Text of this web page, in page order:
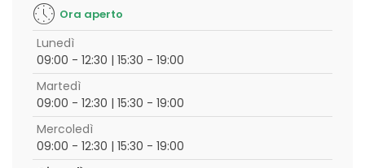
Ora aperto
Lunedì
09:00 - 12:30 | 15:30 - 19:00
Martedì
09:00 - 12:30 | 15:30 - 19:00
Mercoledì
09:00 - 12:30 | 15:30 - 19:00